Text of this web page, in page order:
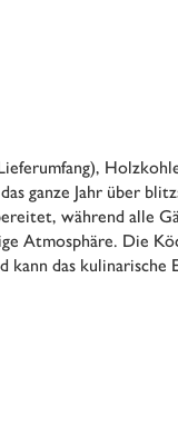
ganze Jahr über
während alle
Atmosphäre. Die
das kulinarische